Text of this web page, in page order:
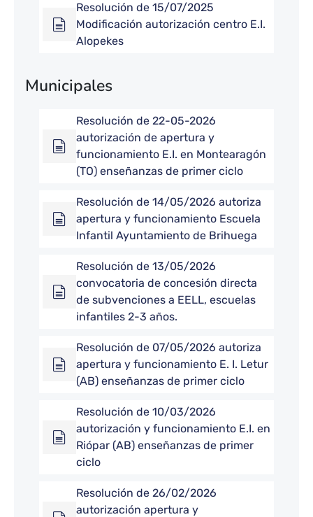
Resolución de 15/07/2025
Modificación autorización centro E.I.
Alopekes
Municipales
Resolución de 22-05-2026
autorización de apertura y
funcionamiento E.I. en Montearagón
(TO) enseñanzas de primer ciclo
Resolución de 14/05/2026 autoriza
apertura y funcionamiento Escuela
Infantil Ayuntamiento de Brihuega
Resolución de 13/05/2026
convocatoria de concesión directa
de subvenciones a EELL, escuelas
infantiles 2-3 años.
Resolución de 07/05/2026 autoriza
apertura y funcionamiento E. I. Letur
(AB) enseñanzas de primer ciclo
Resolución de 10/03/2026
autorización y funcionamiento E.I. en
Riópar (AB) enseñanzas de primer
ciclo
Resolución de 26/02/2026
autorización apertura y